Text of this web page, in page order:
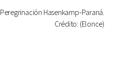
Peregrinación Hasenkamp-Paraná.
Crédito: (Elonce)